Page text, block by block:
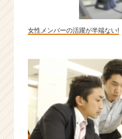
女性メンバーの活躍が半端ない!